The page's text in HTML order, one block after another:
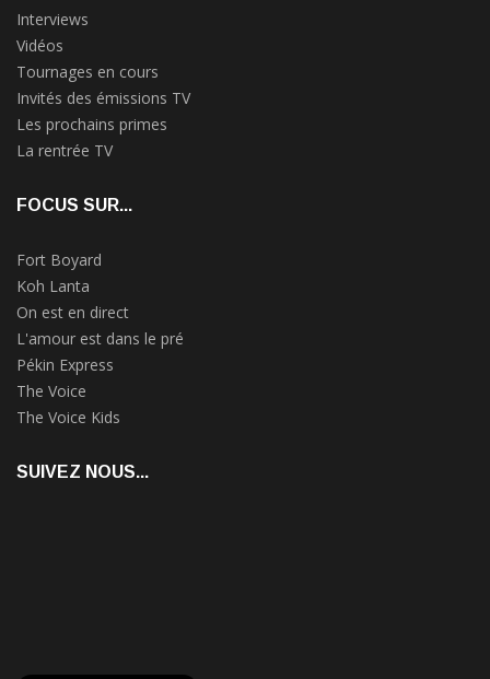
Interviews
Vidéos
Tournages en cours
Invités des émissions TV
Les prochains primes
La rentrée TV
FOCUS SUR...
Fort Boyard
Koh Lanta
On est en direct
L'amour est dans le pré
Pékin Express
The Voice
The Voice Kids
SUIVEZ NOUS...